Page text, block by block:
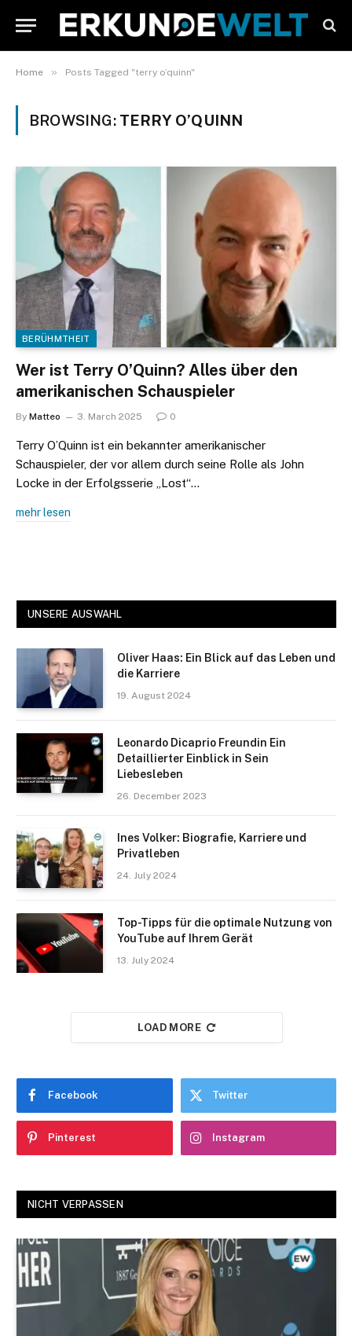
Home » Posts Tagged "terry o’quinn"
BROWSING: TERRY O’QUINN
BERÜHMTHEIT
Wer ist Terry O’Quinn? Alles über den
amerikanischen Schauspieler
By Matteo 3. March 2025 0
Terry O’Quinn ist ein bekannter amerikanischer
Schauspieler, der vor allem durch seine Rolle als John
Locke in der Erfolgsserie „Lost“…
mehr lesen
UNSERE AUSWAHL
Oliver Haas: Ein Blick auf das Leben und
die Karriere
19. August 2024
Leonardo Dicaprio Freundin Ein
Detaillierter Einblick in Sein
Liebesleben
26. December 2023
Ines Volker: Biografie, Karriere und
Privatleben
24. July 2024
Top-Tipps für die optimale Nutzung von
YouTube auf Ihrem Gerät
13. July 2024
LOAD MORE
Facebook Twitter
Pinterest Instagram
NICHT VERPASSEN